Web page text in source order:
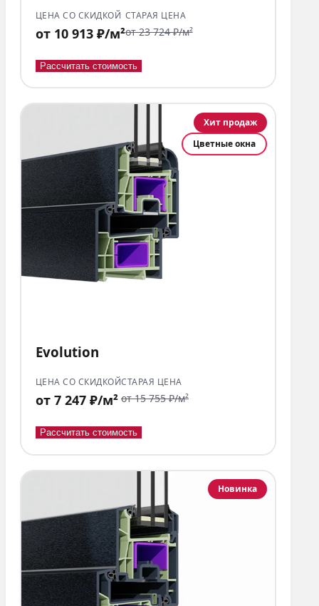
ЦЕНА СО СКИДКОЙ
от 10 913 ₽/м²
СТАРАЯ ЦЕНА
от 23 724 ₽/м²
Рассчитать стоимость
Хит продаж
Цветные окна
Evolution
ЦЕНА СО СКИДКОЙ
от 7 247 ₽/м²
СТАРАЯ ЦЕНА
от 15 755 ₽/м²
Рассчитать стоимость
Новинка